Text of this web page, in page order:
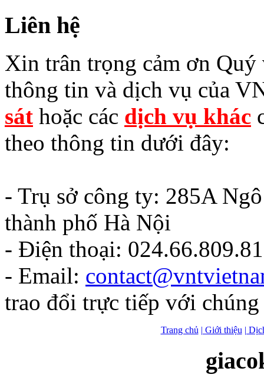
Liên hệ
Xin trân trọng cảm ơn
thông tin và dịch vụ của
sát hoặc các dịch vụ khác
theo thông tin dưới đây:
- Trụ sở công ty: 285A
thành phố Hà Nội
- Điện thoại:
- Email:
trao đổi trực tiếp với
Trang chủ | Giới thiệu |